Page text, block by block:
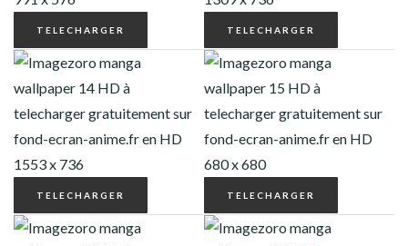
TELECHARGER TELECHARGER
TELECHARGER TELECHARGER